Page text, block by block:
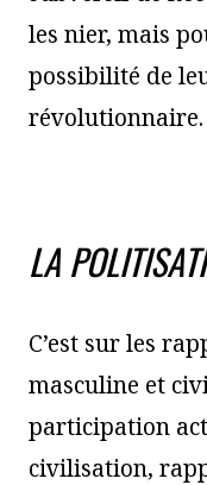
les nier, mais
possibilité de
révolutionnaire.
LA
C’est sur les
masculine et
participation
civilisation,